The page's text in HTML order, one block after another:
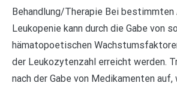
Behandlung/Therapie Bei bestimmten
Leukopenie kann durch die Gabe von
hämatopoetischen
der Leukozytenzahl erreicht werden.
nach der Gabe von Medikamenten